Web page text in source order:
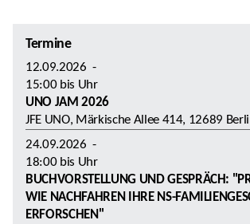
Termine
12.09.2026 -
15:00bis Uhr
UNO JAM 2026
JFE UNO, Märkische Allee 414, 12689
24.09.2026 -
18:00bis Uhr
BUCHVORSTELLUNG UND GESPRÄCH:
WIE NACHFAHREN IHRE NS-
ERFORSCHEN"